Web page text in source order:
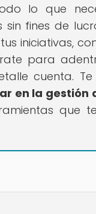
lo que
sin fines de
iniciativas,
para
cuenta.
en la
que